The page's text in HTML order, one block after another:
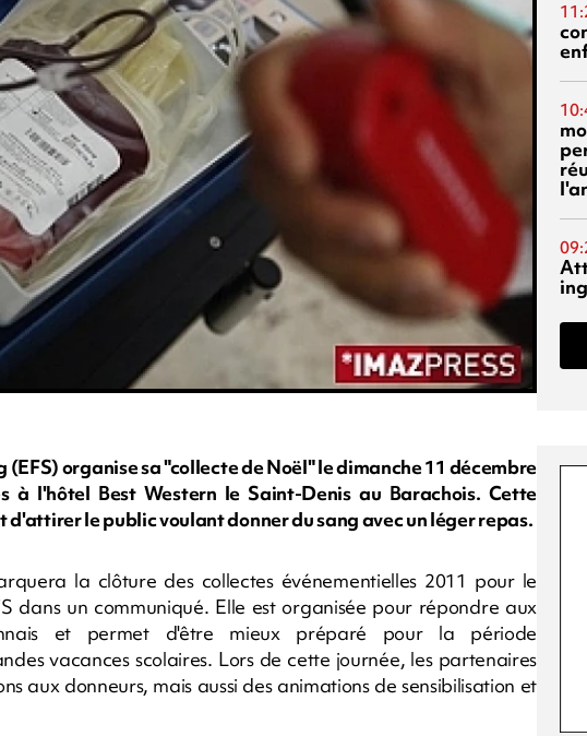
organise sa "collecte de Noël" le dimanche 11 décembre
à l'hôtel Best Western le Saint-Denis au Barachois. Cette
le public voulant donner du sang avec un léger repas.
la clôture des collectes événementielles 2011 pour le
dans un communiqué. Elle est organisée pour répondre aux
et permet d'être mieux préparé pour la période
vacances scolaires. Lors de cette journée, les partenaires
aux donneurs, mais aussi des animations de sensibilisation et